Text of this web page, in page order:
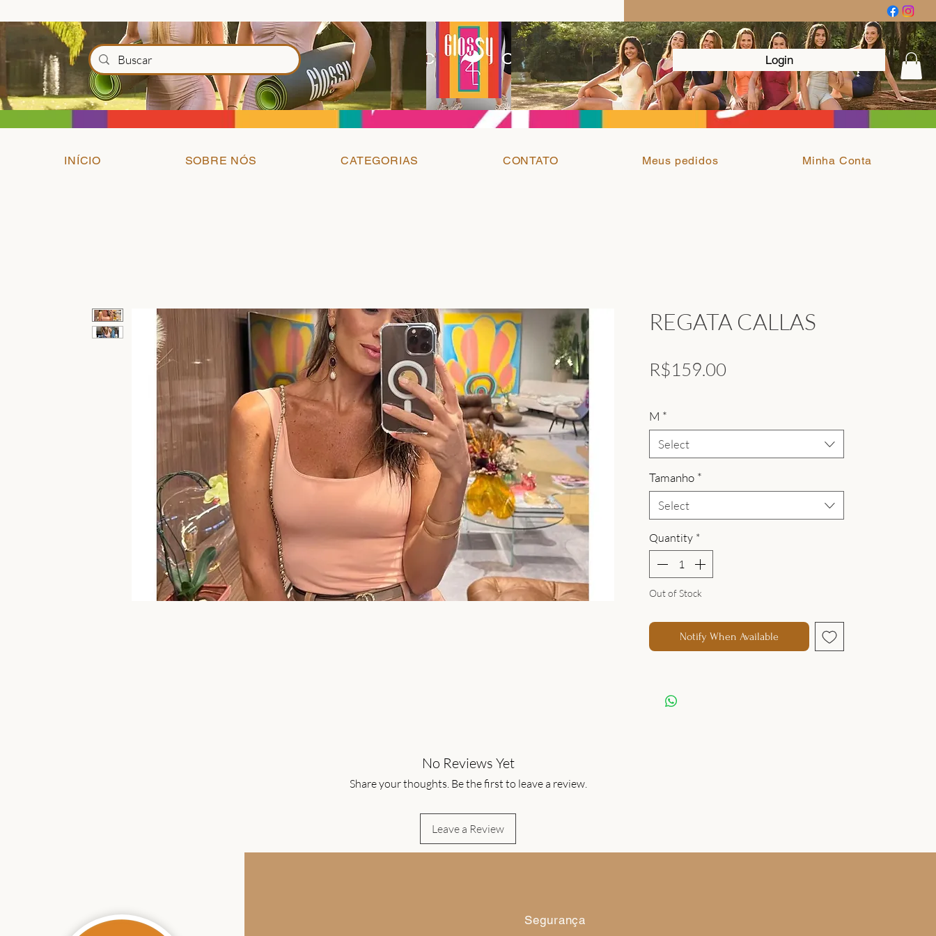
Login
INÍCIO SOBRE NÓS CATEGORIAS CONTATO Meus pedidos Minha Conta
REGATA CALLAS
R$159.00
M *
Select
Tamanho *
Select
Quantity *
Out of Stock
Notify When Available
No Reviews Yet
Share your thoughts. Be the first to leave a review.
Leave a Review
Segurança